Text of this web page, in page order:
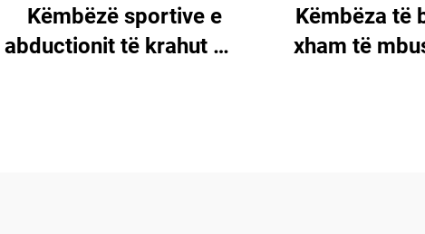
Këmbëzë sportive e
abductionit të krahut me
Këmbëza të
xham të